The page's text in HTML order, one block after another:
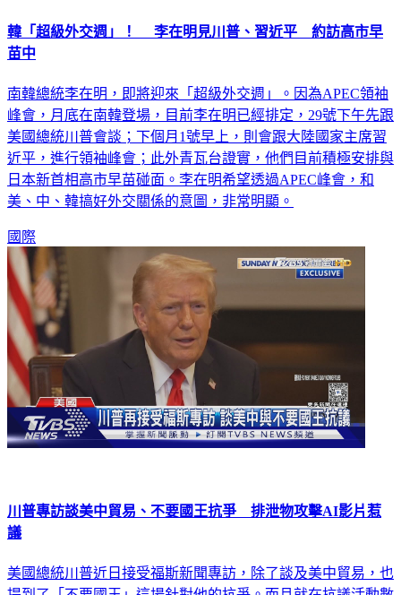
韓「超級外交週」！ 李在明見川普、習近平 約訪高市早
苗中
南韓總統李在明，即將迎來「超級外交週」。因為APEC領袖
峰會，月底在南韓登場，目前李在明已經排定，29號下午先跟
美國總統川普會談；下個月1號早上，則會跟大陸國家主席習
近平，進行領袖峰會；此外青瓦台證實，他們目前積極安排與
日本新首相高市早苗碰面。李在明希望透過APEC峰會，和
美、中、韓搞好外交關係的意圖，非常明顯。
國際
川普專訪談美中貿易、不要國王抗爭 排泄物攻擊AI影片惹
議
美國總統川普近日接受福斯新聞專訪，除了談及美中貿易，也
提到了「不要國王」這場針對他的抗爭。而且就在抗議活動數